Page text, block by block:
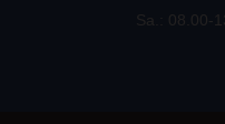
Sa.: 08.00-